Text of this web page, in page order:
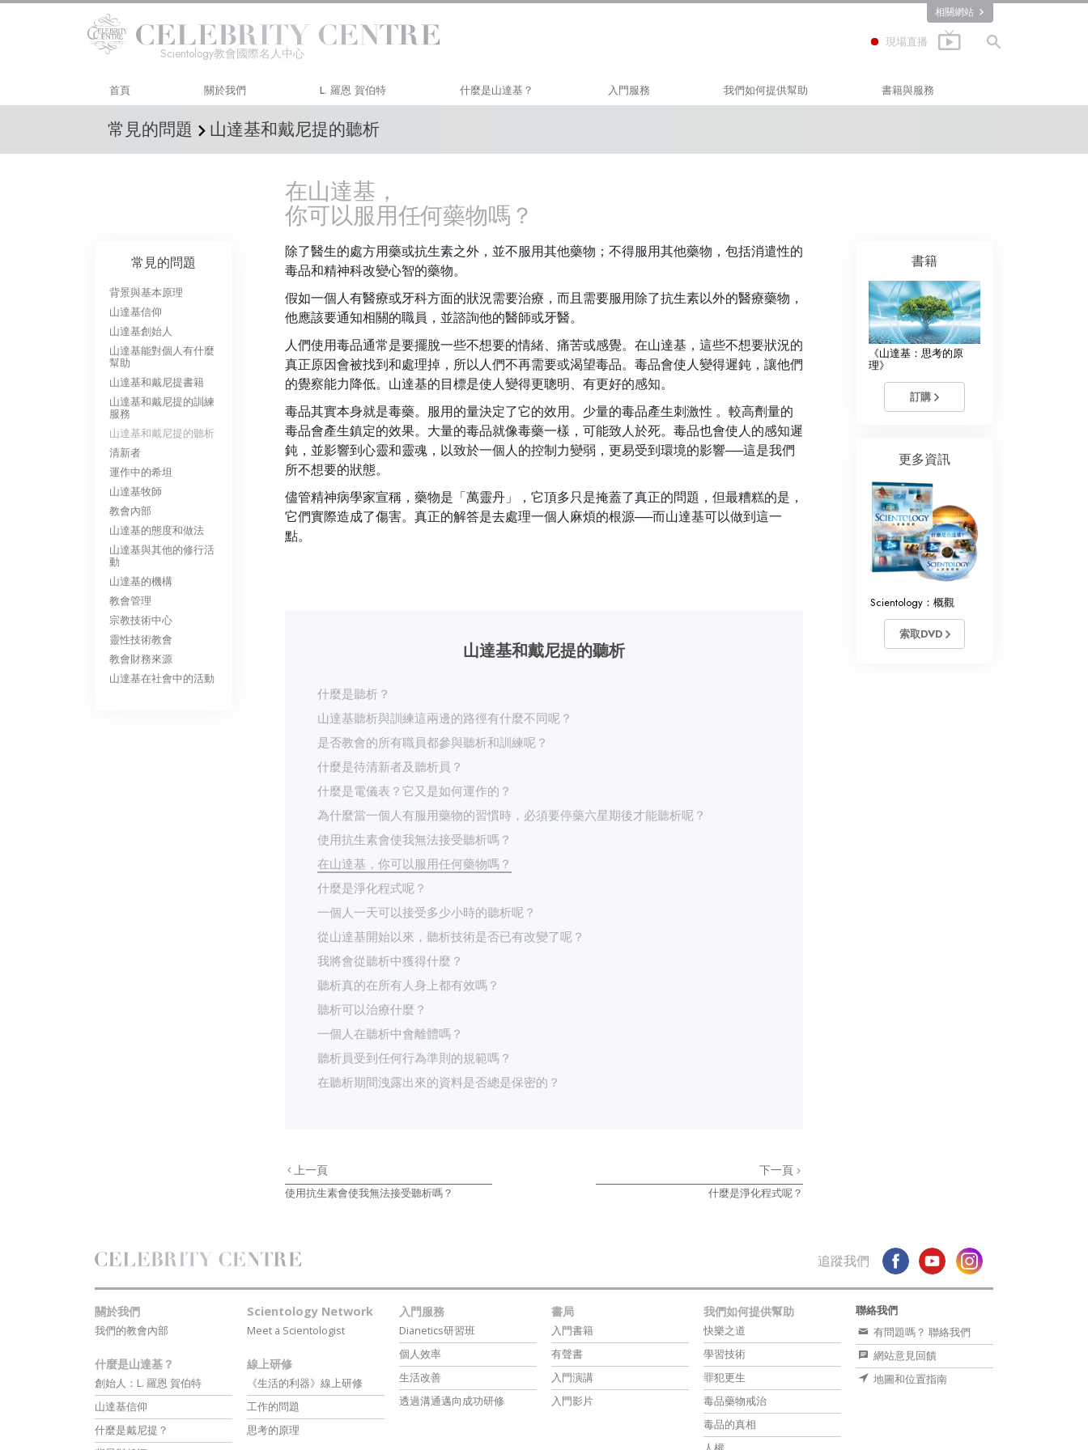
相關網站
Scientology教會國際名人中心
現場直播
首頁 關於我們 L. 羅恩 賀伯特 什麼是山達基？
與山達基人見面
教會內部
戴尼提簡介
愛與恨：
什麼是偉大？
入門服務 我們如何提供幫助
毒品的真相
公民人權委員會
山達基志願牧師
書籍與服務
入門服務
常見的問題 山達基和戴尼提的聽析
在山達基，
你可以服用任何藥物嗎？
除了醫生的處方用藥或抗生素之外，並不服用其他藥物；不得服用其他藥物，包括消遣性的
毒品和精神科改變心智的藥物。
假如一個人有醫療或牙科方面的狀況需要治療，而且需要服用除了抗生素以外的醫療藥物，
他應該要通知相關的職員，並諮詢他的醫師或牙醫。
人們使用毒品通常是要擺脫一些不想要的情緒、痛苦或感覺。在山達基，這些不想要狀況的
真正原因會被找到和處理掉，所以人們不再需要或渴望毒品。毒品會使人變得遲鈍，讓他們
的覺察能力降低。山達基的目標是使人變得更聰明、有更好的感知。
毒品其實本身就是毒藥。服用的量決定了它的效用。少量的毒品產生刺激性 。較高劑量的
毒品會產生鎮定的效果。大量的毒品就像毒藥一樣，可能致人於死。毒品也會使人的感知遲
鈍，並影響到心靈和靈魂，以致於一個人的控制力變弱，更易受到環境的影響──這是我們
所不想要的狀態。
儘管精神病學家宣稱，藥物是「萬靈丹」，它頂多只是掩蓋了真正的問題，但最糟糕的是，
它們實際造成了傷害。真正的解答是去處理一個人麻煩的根源──而山達基可以做到這一
點。
山達基和戴尼提的聽析
什麼是聽析？
山達基聽析與訓練這兩邊的路徑有什麼不同呢？
是否教會的所有職員都參與聽析和訓練呢？
什麼是待清新者及聽析員？
什麼是電儀表？它又是如何運作的？
為什麼當一個人有服用藥物的習慣時，必須要停藥六星期後才能聽析呢？
使用抗生素會使我無法接受聽析嗎？
在山達基，你可以服用任何藥物嗎？
什麼是淨化程式呢？
一個人一天可以接受多少小時的聽析呢？
從山達基開始以來，聽析技術是否已有改變了呢？
我將會從聽析中獲得什麼？
聽析真的在所有人身上都有效嗎？
聽析可以治療什麼？
一個人在聽析中會離體嗎？
聽析員受到任何行為準則的規範嗎？
在聽析期間洩露出來的資料是否總是保密的？
上一頁
使用抗生素會使我無法接受聽析嗎？
下一頁
什麼是淨化程式呢？
常見的問題
背景與基本原理
山達基信仰
山達基創始人
山達基能對個人有什麼
幫助
山達基和戴尼提書籍
山達基和戴尼提的訓練
服務
山達基和戴尼提的聽析
清新者
運作中的希坦
山達基牧師
教會內部
山達基的態度和做法
山達基與其他的修行活
動
山達基的機構
教會管理
宗教技術中心
靈性技術教會
教會財務來源
山達基在社會中的活動
書籍
《山達基：思考的原
理》
訂購
更多資訊
Scientology：概觀
索取DVD
追蹤我們
關於我們
我們的教會內部
什麼是山達基？
創始人：L. 羅恩 賀伯特
山達基信仰
什麼是戴尼提？
Scientology Network
Meet a Scientologist
線上研修
《生活的利器》線上研修
工作的問題
思考的原理
入門服務
Dianetics研習班
個人效率
生活改善
透過溝通邁向成功研修
書局
入門書籍
有聲書
入門演講
入門影片
我們如何提供幫助
快樂之道
學習技術
罪犯更生
毒品藥物戒治
毒品的真相
聯絡我們
有問題嗎？ 聯絡我們
網站意見回饋
地圖和位置指南